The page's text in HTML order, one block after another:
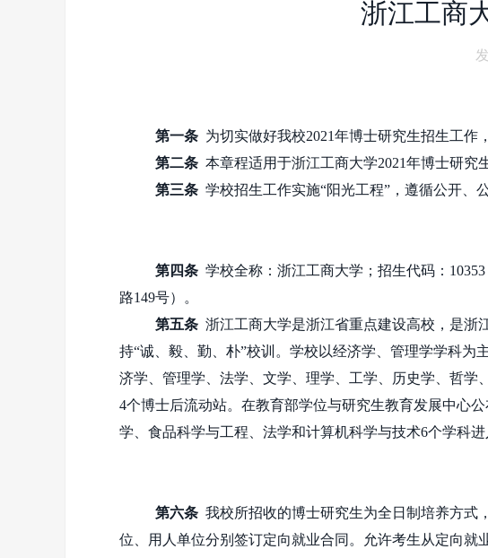
浙江工商
第一条 为切实做好我校2021年博士研究生招生工作
第二条本章程适用于浙江工商大学2021年博士研究
第三条学校招生工作实施“阳光工程”，遵循公开、
第四条学校全称：浙江工商大学；招生代码： 10353
路149号）。
第五条浙江工商大学是浙江省重点建设高校，是浙
持“诚、毅、勤、朴”校训。学校以经济学、管理学学科
济学、管理学、法学、文学、理学、工学、历史学、哲学
4个博士后流动站。在教育部学位与研究生教育发展中心
学、食品科学与工程、法学和计算机科学与技术6个学科进
第六条 我校所招收的博士研究生为全日制培养方式
位、用人单位分别签订定向就业合同。允许考生从定向就